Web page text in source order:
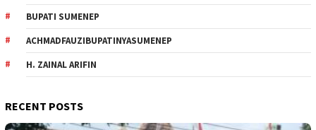
BUPATI SUMENEP
ACHMADFAUZIBUPATINYASUMENEP
H. ZAINAL ARIFIN
RECENT POSTS